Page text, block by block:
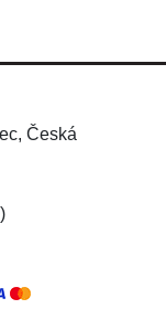
Česká